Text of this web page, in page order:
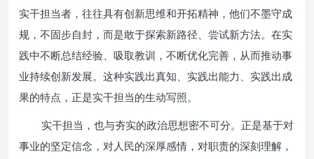
实干担当者，往往具有创新思维和开拓精神，他们不墨守成
规，不固步自封，而是敢于探索新路径、尝试新方法。在实
践中不断总结经验、吸取教训，不断优化完善，从而推动事
业持续创新发展。这种实践出真知、实践出能力、实践出成
果的特点，正是实干担当的生动写照。
实干担当，也与夯实的政治思想密不可分。正是基于对
事业的坚定信念，对人民的深厚感情，对职责的深刻理解，